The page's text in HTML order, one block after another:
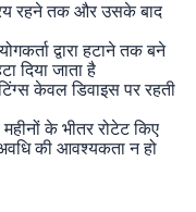
रहने तक और उसके बाद
द्वारा हटाने तक बने
दिया जाता है
केवल डिवाइस पर रहती
के भीतर रोटेट किए
की आवश्यकता न हो